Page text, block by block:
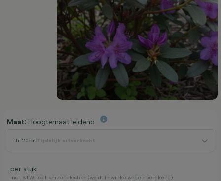
Maat: Hoogtemaat leidend
15-20cm
per stuk
incl. BTW. excl. verzendkosten (wordt in winkelwagen berekend)